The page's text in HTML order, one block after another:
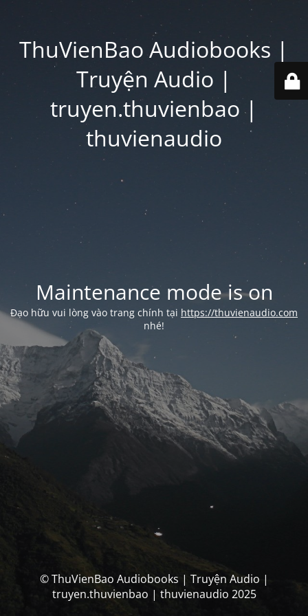
ThuVienBao Audiobooks |
Truyện Audio |
truyen.thuvienbao |
thuvienaudio
Maintenance mode is on
Đạo hữu vui lòng vào trang chính tại https://thuvienaudio.com
nhé!
© ThuVienBao Audiobooks | Truyện Audio |
truyen.thuvienbao | thuvienaudio 2025